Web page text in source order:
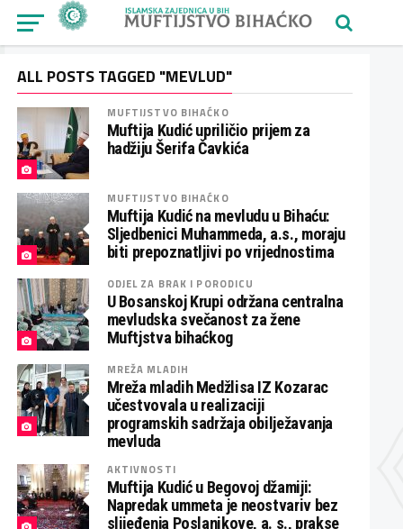
ALL POSTS TAGGED "MEVLUD"
MUFTIJSTVO BIHAĆKO
Muftija Kudić upriličio prijem za
hadžiju Šerifa Čavkića
MUFTIJSTVO BIHAĆKO
Muftija Kudić na mevludu u Bihaću:
Sljedbenici Muhammeda, a.s., moraju
biti prepoznatljivi po vrijednostima
ODJEL ZA BRAK I PORODICU
U Bosanskoj Krupi održana centralna
mevludska svečanost za žene
Muftjstva bihaćkog
MREŽA MLADIH
Mreža mladih Medžlisa IZ Kozarac
učestvovala u realizaciji
programskih sadržaja obilježavanja
mevluda
AKTIVNOSTI
Muftija Kudić u Begovoj džamiji:
Napredak ummeta je neostvariv bez
slijeđenja Poslanikove, a. s., prakse